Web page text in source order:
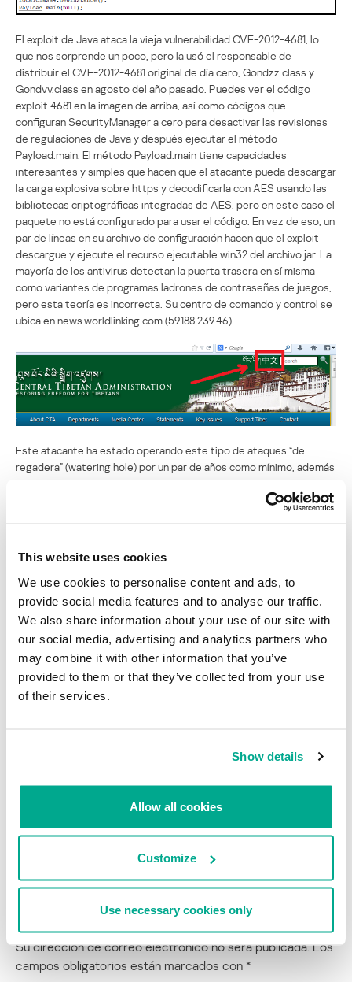
This website uses cookies
We use cookies to personalise content and ads, to
provide social media features and to analyse our traffic.
We also share information about your use of our site with
our social media, advertising and analytics partners who
may combine it with other information that you’ve
provided to them or that they’ve collected from your use
of their services.
Show details
Allow all cookies
Customize
Use necessary cookies only
El exploit de Java ataca la vieja vulnerabilidad CVE-2012-4681, lo
que nos sorprende un poco, pero la usó el responsable de
distribuir el CVE-2012-4681 original de día cero, Gondzz.class y
Gondvv.class en agosto del año pasado. Puedes ver el código
exploit 4681 en la imagen de arriba, así como códigos que
configuran SecurityManager a cero para desactivar las revisiones
de regulaciones de Java y después ejecutar el método
Payload.main. El método Payload.main tiene capacidades
interesantes y simples que hacen que el atacante pueda descargar
la carga explosiva sobre https y decodificarla con AES usando las
bibliotecas criptográficas integradas de AES, pero en este caso el
paquete no está configurado para usar el código. En vez de eso, un
par de líneas en su archivo de configuración hacen que el exploit
descargue y ejecute el recurso ejecutable win32 del archivo jar. La
mayoría de los antivirus detectan la puerta trasera en sí misma
como variantes de programas ladrones de contraseñas de juegos,
pero esta teoría es incorrecta. Su centro de comando y control se
ubica en news.worldlinking.com (59.188.239.46).
Este atacante ha estado operando este tipo de ataques “de
regadera” (watering hole) por un par de años como mínimo, además
de campañas estándar de ataques dirigidos contra varios blancos,
entre los que están los grupos tibetanos. Nuestra comunidad de la
Kaspersky Security Network descubrió que las conexiones entre
servidor atacan la vulnerabilidad CVE-2013-2423, que es más
reciente.
HACKS DE SITIOS WEB
MICROSOFT
“Ataque de regadera” compromete a la
Administración Central Tibetana
Su dirección de correo electrónico no será publicada. Los
campos obligatorios están marcados con *